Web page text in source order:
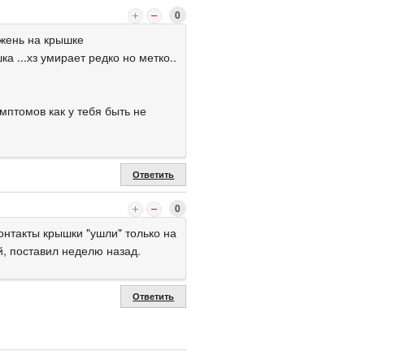
0
на крышке
...хз умирает редко но метко..
как у тебя быть не
Ответить
0
крышки "ушли" только на
поставил неделю назад.
Ответить